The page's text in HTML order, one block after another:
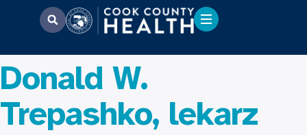
Donald W.
Trepashko, lekarz